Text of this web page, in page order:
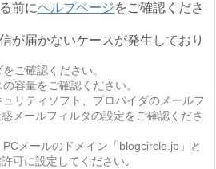
前にヘルプページをご確認くださ
が届かないケースが発生しており
ご確認ください。
容量をご確認ください。
リティソフト、プロバイダのメールフ
メールフィルタの設定をご確認くださ
メールのドメイン「blogcircle.jp」と
可に設定してください｡